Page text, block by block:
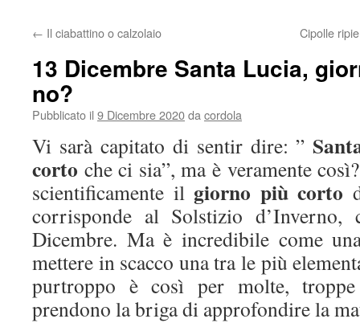
← Il ciabattino o calzolaio Cipolle
13 Dicembre Santa Lucia,
no?
Pubblicato il 9 Dicembre 2020da cordola
Vi sarà capitato di sentir dire: ”
corto che ci sia”, ma è veramente
scientificamente il giorno più corto
corrisponde al Solstizio
Dicembre. Ma è incredibile come
mettere in scacco una tra le più
purtroppo è così per molte,
prendono la briga di approfondire la